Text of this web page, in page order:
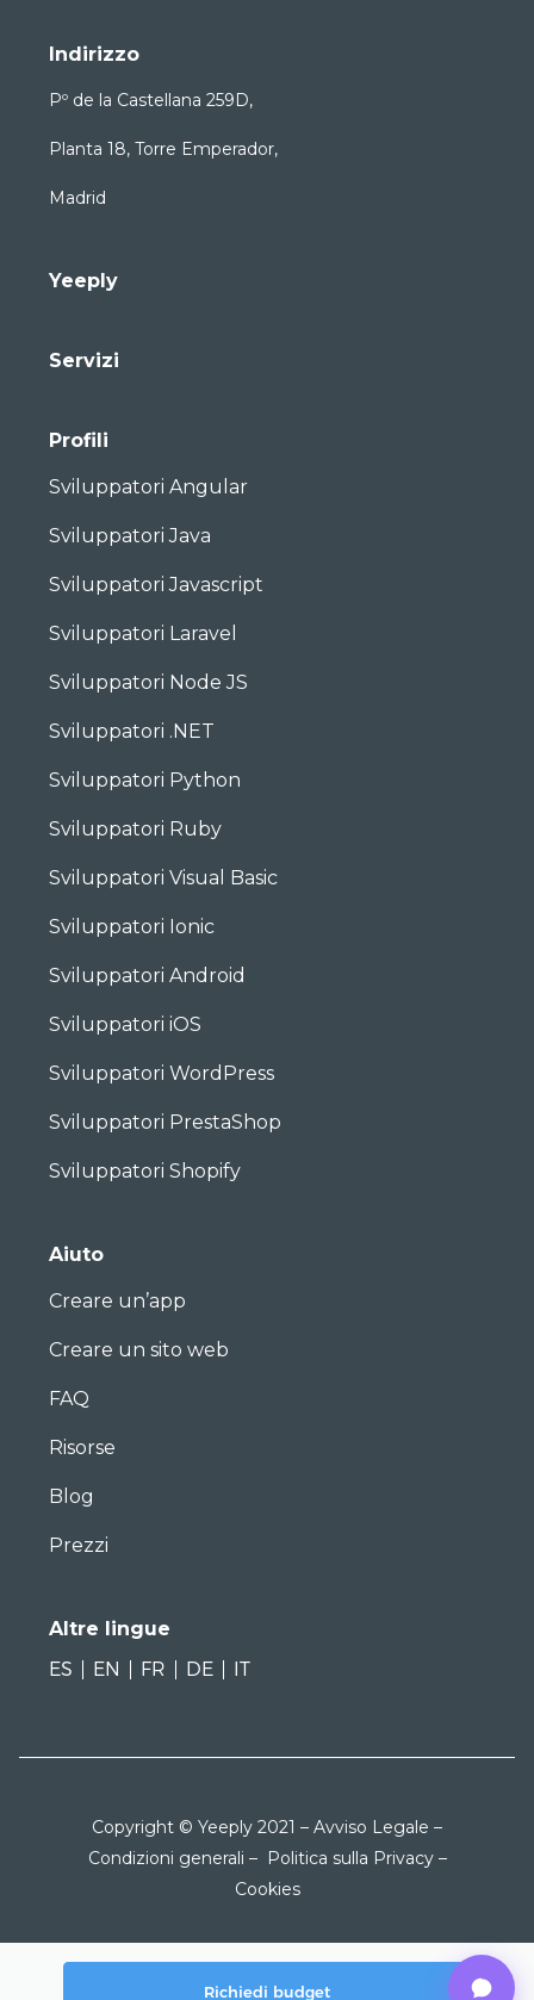
Indirizzo
Pº de la Castellana 259D,
Planta 18, Torre Emperador,
Madrid
Yeeply
Servizi
Profili
Sviluppatori Angular
Sviluppatori Java
Sviluppatori Javascript
Sviluppatori Laravel
Sviluppatori Node JS
Sviluppatori .NET
Sviluppatori Python
Sviluppatori Ruby
Sviluppatori Visual Basic
Sviluppatori Ionic
Sviluppatori Android
Sviluppatori iOS
Sviluppatori WordPress
Sviluppatori PrestaShop
Sviluppatori Shopify
Aiuto
Creare un’app
Creare un sito web
FAQ
Risorse
Blog
Prezzi
Altre lingue
ES
EN FR DE IT
Richiedi budget
Copyright © Yeeply 2021 – Avviso Legale –
Condizioni generali – Politica sulla Privacy–
Cookies